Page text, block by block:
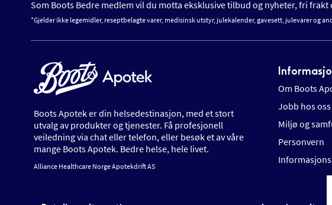
Som Boots Bedre medlem vil du motta eksklusive tilbud og nyheter, fri
*Gjelder ikke legemidler, reseptbelagte varer, medisinsk utstyr, julekalender, gavesett, julevarer og
Boots Apotek er din helsedestinasjon, med et stort
utvalg av produkter og tjenester. Få profesjonell
veiledning via chat eller telefon, eller besøk et av våre
mange Boots Apotek. Bedre helse, hele livet.
Alliance Healthcare Norge Apotekdrift AS
Om Boots
Jobb hos oss
Miljø og
Personvern